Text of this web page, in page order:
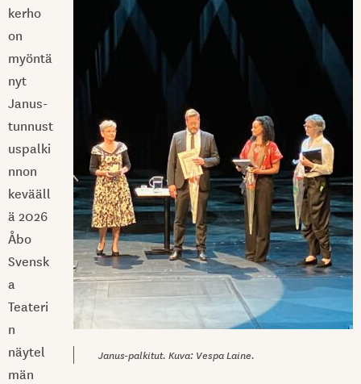
Janus-palkitut. Kuva: Vespa Laine.
kerho
on
myöntä
nyt
Janus-
tunnust
uspalki
nnon
kevääll
ä 2026
Åbo
Svensk
a
Teateri
n
näytel
män